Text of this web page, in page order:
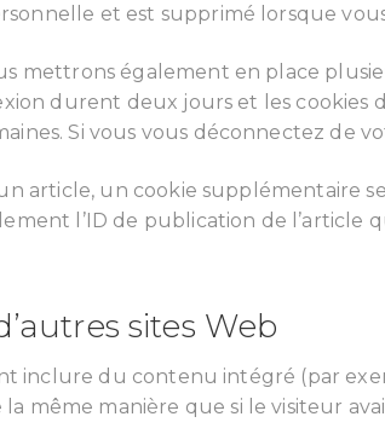
et est supprimé lorsque
mettrons également en place
durent deux jours et les
Si vous vous déconnectez de
article, un cookie supplémentaire
l’ID de publication de l’article
sites Web
inclure du contenu intégré (par
même manière que si le visiteur